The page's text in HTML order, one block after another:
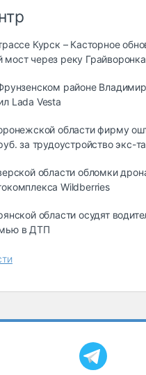
Курск – Касторное
мост через реку Грайворонка
районе
Lada Vesta
области фирму
за трудоустройство экс-
области обломки
Wildberries
области осудят
в ДТП